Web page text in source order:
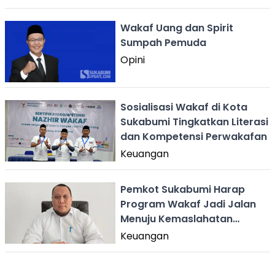
Wakaf Uang dan Spirit
Sumpah Pemuda
Opini
Sosialisasi Wakaf di Kota
Sukabumi Tingkatkan Literasi
dan Kompetensi Perwakafan
Keuangan
Pemkot Sukabumi Harap
Program Wakaf Jadi Jalan
Menuju Kemaslahatan
Bersama
Keuangan